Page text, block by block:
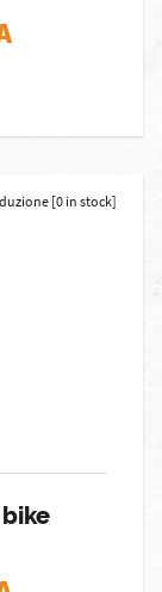
[0 in stock]